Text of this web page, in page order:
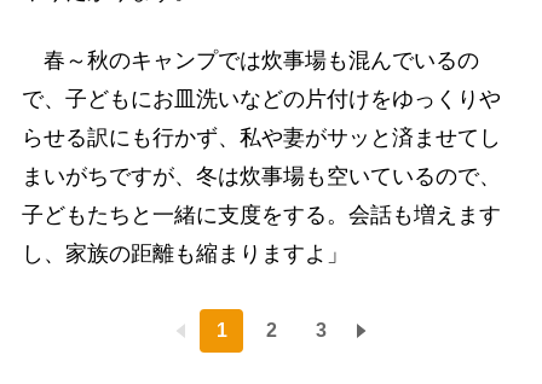
春～秋のキャンプでは炊事場も混んでいるの
で、子どもにお皿洗いなどの片付けをゆっくりや
らせる訳にも行かず、私や妻がサッと済ませてし
まいがちですが、冬は炊事場も空いているので、
子どもたちと一緒に支度をする。会話も増えます
し、家族の距離も縮まりますよ」
1 2 3